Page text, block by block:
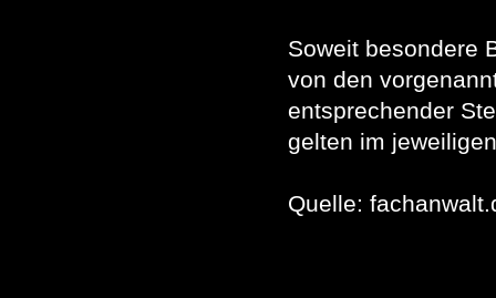
Soweit besondere
von den
entsprechender
gelten im
Quelle: